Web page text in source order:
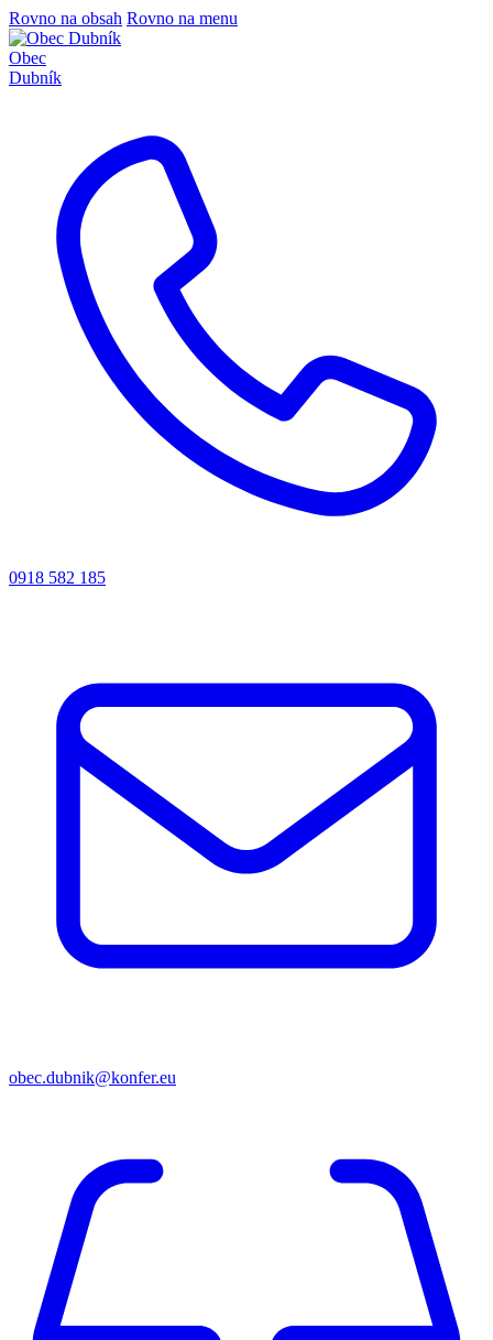
Rovno na obsah Rovno na menu
Obec
Dubník
0918 582 185
obec.dubnik@konfer.eu